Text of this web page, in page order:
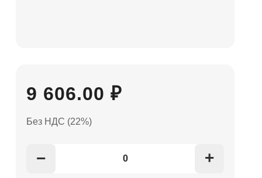
9 606.00 ₽
Без НДС (22%)
− +